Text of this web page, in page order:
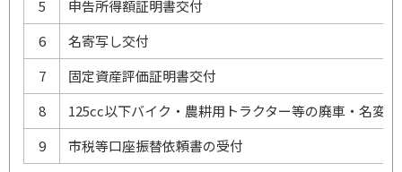
5
申告所得額証明書交付
6
名寄写し交付
7
固定資産評価証明書交付
8
125cc以下バイク・農耕用トラクター等の廃車・名変
9
市税等口座振替依頼書の受付